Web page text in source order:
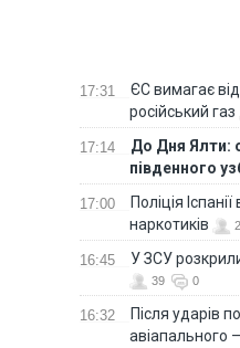
17:31
ЄС вимагає
російський газ
17:14
До Дня Ялти:
південного
17:00
Поліція
наркотиків
16:45 У ЗСУ
39 0
16:32
Після ударів
авіапального